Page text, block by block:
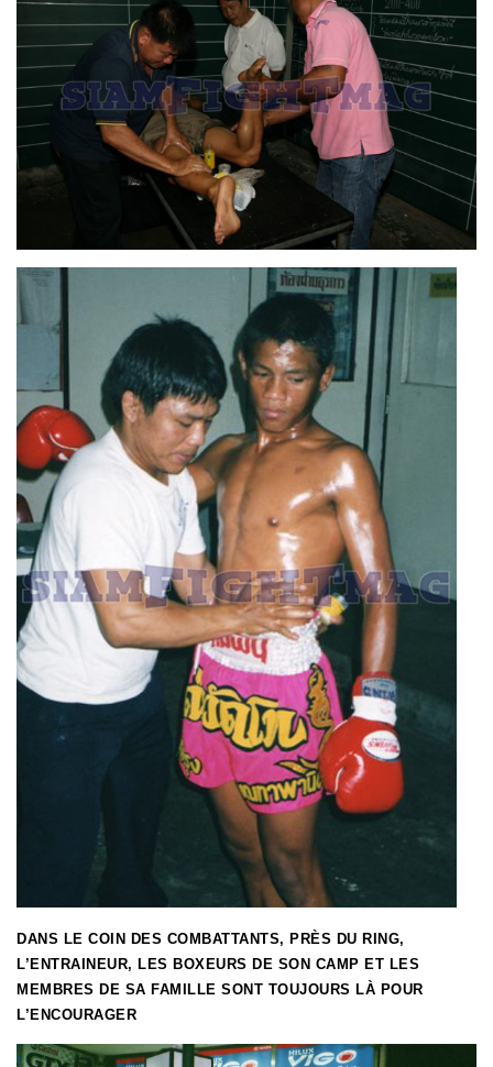
DANS LE COIN DES COMBATTANTS, PRÈS DU RING,
L’ENTRAINEUR, LES BOXEURS DE SON CAMP ET LES
MEMBRES DE SA FAMILLE SONT TOUJOURS LÀ POUR
L’ENCOURAGER